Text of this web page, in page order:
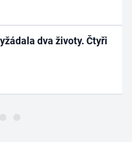
dva životy. Čtyři